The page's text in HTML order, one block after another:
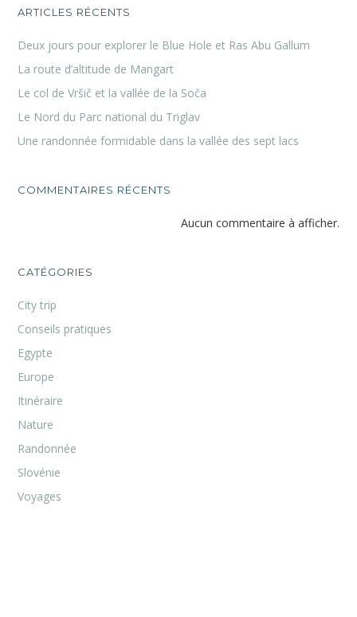
ARTICLES RÉCENTS
Deux jours pour explorer le Blue Hole et Ras Abu Gallum
La route d’altitude de Mangart
Le col de Vršič et la vallée de la Soča
Le Nord du Parc national du Triglav
Une randonnée formidable dans la vallée des sept lacs
COMMENTAIRES RÉCENTS
Aucun commentaire à afficher.
CATÉGORIES
City trip
Conseils pratiques
Egypte
Europe
Itinéraire
Nature
Randonnée
Slovénie
Voyages